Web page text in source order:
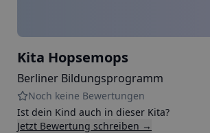
Kita Hopsemops
Berliner Bildungsprogramm
Noch keine Bewertungen
Ist dein Kind auch in dieser Kita?
Jetzt Bewertung schreiben →